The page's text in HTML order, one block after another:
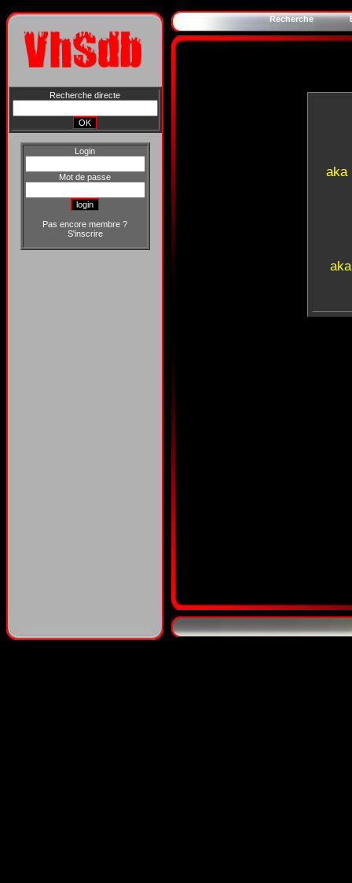
Recherche directe
Login
Mot de passe
Pas encore membre ?
S'inscrire
Recherche